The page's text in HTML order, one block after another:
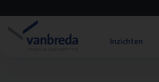
Inzichten